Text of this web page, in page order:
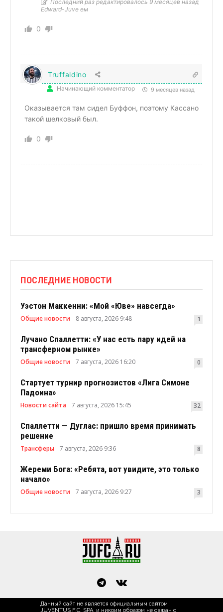
Последний раз редактировалось 9 месяцев назад
Edward-Juve ем
0
Truffaldino
Начинающий комментатор 9 месяцев назад
Оказывается там сидел Буффон, поэтому Кассано
такой шелковый был.
0
ПОСЛЕДНИЕ НОВОСТИ
Уэстон Маккенни: «Мой «Юве» навсегда»
Общие новости 8 августа, 2026 9:48 1
Лучано Спаллетти: «У нас есть пару идей на
трансферном рынке»
Общие новости 7 августа, 2026 16:20 0
Стартует турнир прогнозистов «Лига Симоне
Падоина»
Новости сайта 7 августа, 2026 15:45 32
Спаллетти — Дуглас: пришло время принимать
решение
Трансферы 7 августа, 2026 9:36 8
Жереми Бога: «Ребята, вот увидите, это только
начало»
Общие новости 7 августа, 2026 9:27 3
Данный сайт не является официальным сайтом
JUVENTUS F.C. SPA, и никоим образом не связан с